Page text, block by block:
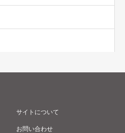
サイトについて
お問い合わせ